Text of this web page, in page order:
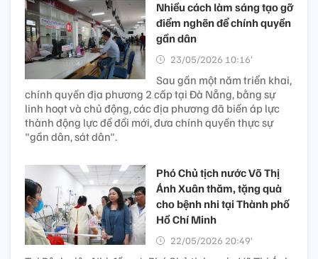
Nhiều cách làm sáng tạo gỡ
điểm nghẽn để chính quyền
gần dân
23/05/2026 10:16’
Sau gần một năm triển khai,
chính quyền địa phương 2 cấp tại Đà Nẵng, bằng sự
linh hoạt và chủ động, các địa phương đã biến áp lực
thành động lực để đổi mới, đưa chính quyền thực sự
"gần dân, sát dân".
Phó Chủ tịch nước Võ Thị
Ánh Xuân thăm, tặng quà
cho bệnh nhi tại Thành phố
Hồ Chí Minh​
22/05/2026 20:49’